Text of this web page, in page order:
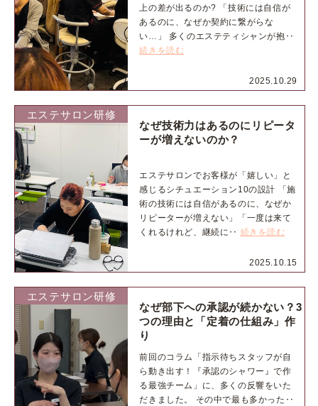
2025.10.29
上の差が出るのか? 「技術には自信が
あるのに、なぜか契約に繋がらな
い…」 多くのエステティシャンが抱‥
続きを読む
エステサロン研修
2025.10.15
なぜ技術力はあるのにリピータ
ーが増えないのか？
エステサロンでお客様が「嬉しい」と
感じるシチュエーション10の設計 「施
術の技術には自信があるのに、なぜか
リピーターが増えない」「一度は来て
くれるけれど、継続に‥ 続きを読む
エステサロン研修
なぜ部下への承認が続かない？3
つの理由と「定着の仕組み」作
り
前回のコラム「指示待ちスタッフが自
ら動き出す！『承認のシャワー』で作
る最強チーム」に、多くの反響をいた
だきました。 その中で最も多かった‥